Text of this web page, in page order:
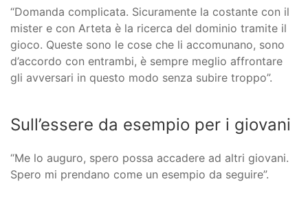
“Domanda complicata. Sicuramente la costante con il
mister e con Arteta è la ricerca del dominio tramite il
gioco. Queste sono le cose che li accomunano, sono
d’accordo con entrambi, è sempre meglio affrontare
gli avversari in questo modo senza subire troppo”.
Sull’essere da esempio per i giovani
“Me lo auguro, spero possa accadere ad altri giovani.
Spero mi prendano come un esempio da seguire”.